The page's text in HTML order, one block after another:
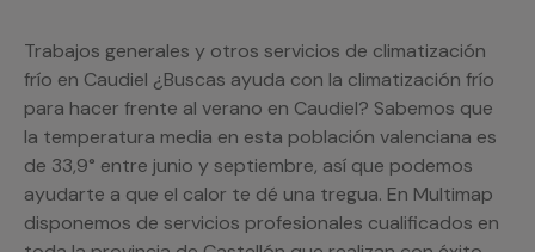
Trabajos generales y otros servicios de climatización
frío en Caudiel ¿Buscas ayuda con la climatización frío
para hacer frente al verano en Caudiel? Sabemos que
la temperatura media en esta población valenciana es
de 33,9° entre junio y septiembre, así que podemos
ayudarte a que el calor te dé una tregua. En Multimap
disponemos de servicios profesionales cualificados en